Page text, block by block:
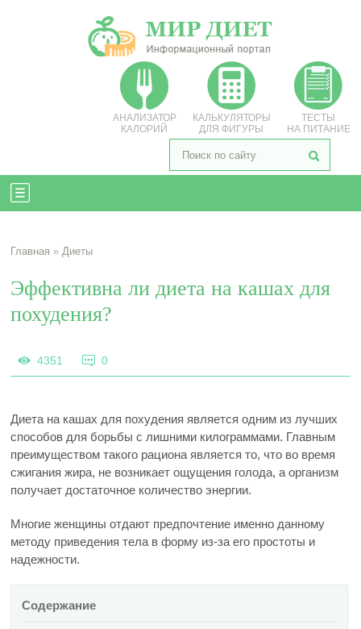
АНАЛИЗАТОР
КАЛОРИЙ
КАЛЬКУЛЯТОРЫ
ДЛЯ ФИГУРЫ
ТЕСТЫ
НА ПИТАНИЕ
Главная »Диеты
Эффективна ли диета на кашах для
похудения?
4351 0
Диета на кашах для похудения является одним из лучших
способов для борьбы с лишними килограммами. Главным
преимуществом такого рациона является то, что во время
сжигания жира, не возникает ощущения голода, а организм
получает достаточное количество энергии.
Многие женщины отдают предпочтение именно данному
методу приведения тела в форму из-за его простоты и
надежности.
Содержание